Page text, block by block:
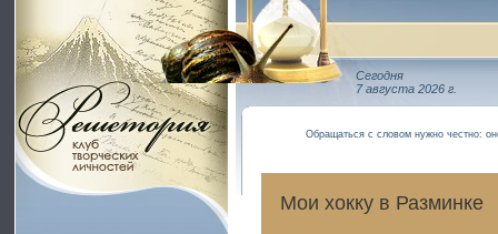
Сегодня
7 августа 2026 г.
Обращаться с словом нужно честно:
Мои хокку в Разминке